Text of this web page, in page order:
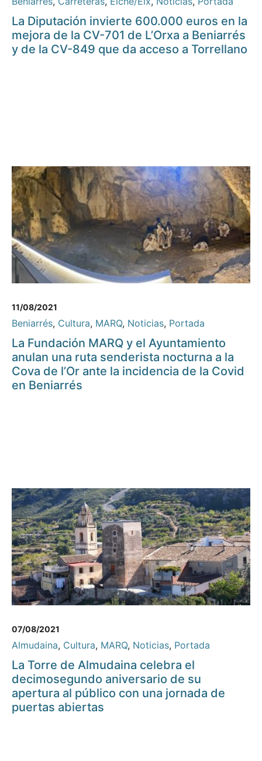
La Diputación invierte 600.000 euros en la
mejora de la CV-701 de L’Orxa a Beniarrés
y de la CV-849 que da acceso a Torrellano
11/08/2021
Beniarrés, Cultura, MARQ, Noticias, Portada
La Fundación MARQ y el Ayuntamiento
anulan una ruta senderista nocturna a la
Cova de l’Or ante la incidencia de la Covid
en Beniarrés
07/08/2021
Almudaina, Cultura, MARQ, Noticias, Portada
La Torre de Almudaina celebra el
decimosegundo aniversario de su
apertura al público con una jornada de
puertas abiertas